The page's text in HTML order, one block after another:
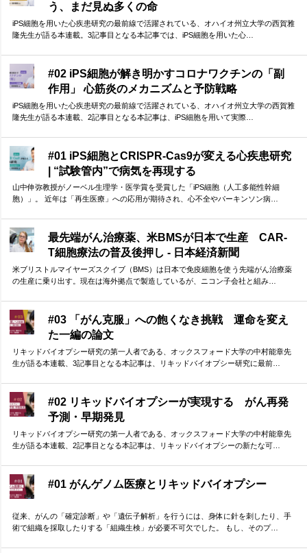
う、まだ見ぬ多くの命
iPS細胞を用いた心疾患研究の最前線で活躍されている、オハイオ州立大学の西賀雅
隆先生が語る本連載。3記事目となる本記事では、iPS細胞を用いた心…
#02 iPS細胞が解き明かすコロナワクチンの「副
作用」 心筋炎のメカニズムと予防戦略
iPS細胞を用いた心疾患研究の最前線で活躍されている、オハイオ州立大学の西賀雅
隆先生が語る本連載、2記事目となる本記事は、iPS細胞を用いて実際…
#01 iPS細胞とCRISPR-Cas9が変える心疾患研究
| “試験管内”で病気を再現する
山中伸弥教授がノーベル生理学・医学賞を受賞した「iPS細胞（人工多能性幹細
胞）」。 近年は「再生医療」への応用が期待され、心不全やパーキンソン病…
最先端がん治療薬、米BMSが日本で生産 CAR-
T細胞療法の普及後押し - 日本経済新聞
米ブリストルマイヤーズスクイブ（BMS）は日本で免疫細胞を使う先端がん治療薬
の生産に乗り出す。現在は海外拠点で製造しているが、ニコン子会社と組み…
#03 「がん克服」への飽くなき挑戦 運命を変え
た一編の論文
リキッドバイオプシー研究の第一人者である、オックスフォード大学の中村能章先
生が語る本連載、3記事目となる本記事は、リキッドバイオプシー研究に最前…
#02 リキッドバイオプシーが実現する がん再発
予測・早期発見
リキッドバイオプシー研究の第一人者である、オックスフォード大学の中村能章先
生が語る本連載、2記事目となる本記事は、リキッドバイオプシーの新たな可…
#01 がんゲノム医療とリキッドバイオプシー
従来、がんの「確定診断」や「遺伝子解析」を行うには、身体に針を刺したり、手
術で組織を採取したりする「組織生検」が必要不可欠でした。 もし、そのプ…